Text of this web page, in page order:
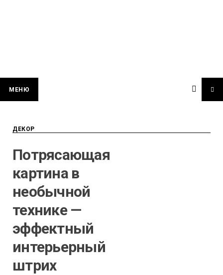
МЕНЮ
ДЕКОР
Потрясающая
картина в
необычной
технике —
эффектный
интерьерный
штрих